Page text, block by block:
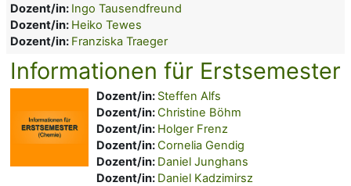
Dozent/in: Ingo Tausendfreund
Dozent/in: Heiko Tewes
Dozent/in: Franziska Traeger
Informationen für Erstsemester
Dozent/in: Steffen Alfs
Dozent/in:Christine Böhm
Dozent/in: Holger Frenz
Dozent/in:Cornelia Gendig
Dozent/in: Daniel Junghans
Dozent/in: Daniel Kadzimirsz